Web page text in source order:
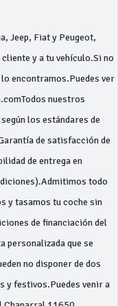
Jeep, Fiat y Peugeot,
y a tu vehículo.Si no
encontramos.Puedes ver
nuestros
los estándares de
de satisfacción de
de entrega en
todo
y tasamos tu coche sin
de financiación del
personalizada que se
no disponer de dos
y festivos.Puedes venir a